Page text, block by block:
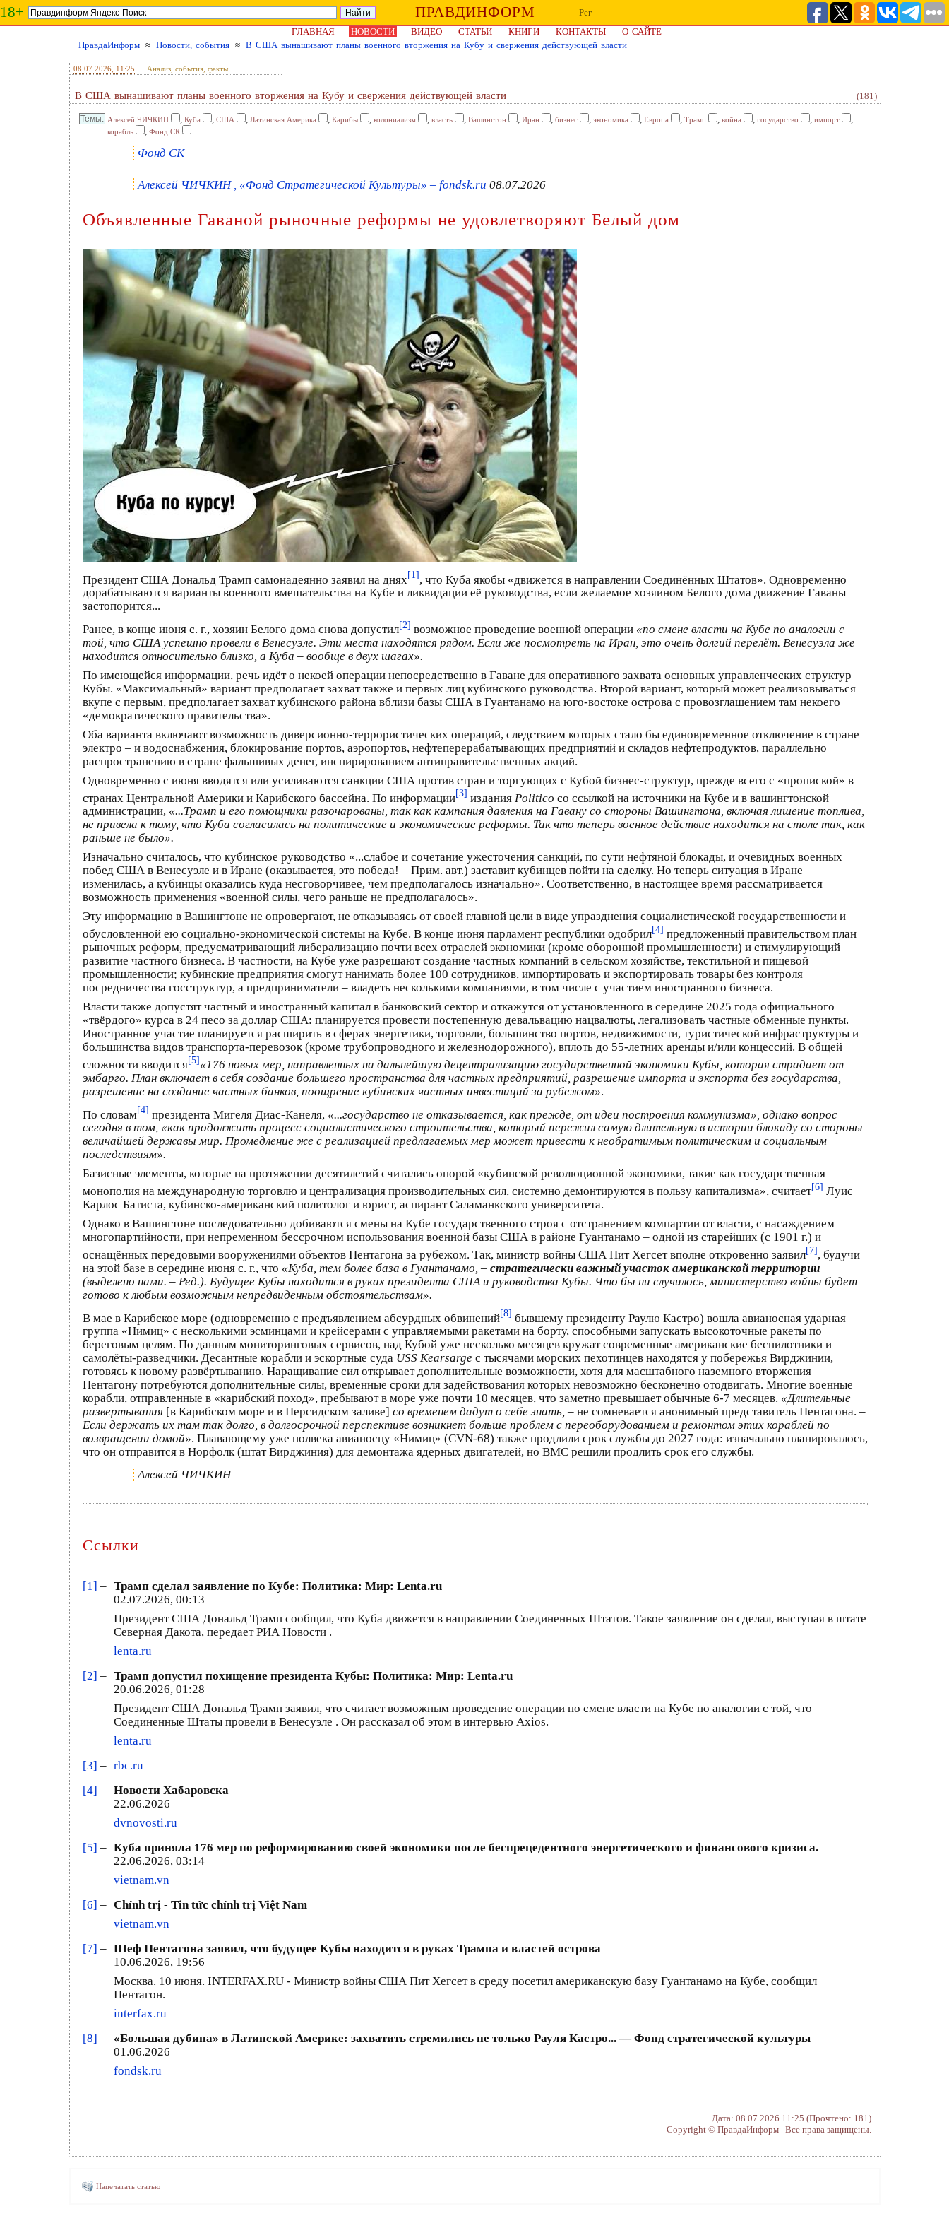
18+ ПРАВДИНФОРМ
Рег
ГЛАВНАЯ
НОВОСТИ ВИДЕО СТАТЬИ КНИГИ КОНТАКТЫ
О САЙТЕ
ПравдаИнформ ≈ Новости, события ≈ В США вынашивают планы военного вторжения на Кубу и свержения действующей власти
08.07.2026 , 11:25 Анализ, события, факты
В США вынашивают планы военного вторжения на Кубу и свержения действующей власти (181)
Алексей ЧИЧКИН , Куба , США , Латинская Америка , Карибы , колониализм , власть , Вашингтон , Иран , бизнес , экономика , Европа , Трамп , война , государство , импорт ,
корабль , Фонд СК
Фонд СК
Алексей ЧИЧКИН , «Фонд Стратегической Культуры» – fondsk.ru 08.07.2026
Объявленные Гаваной рыночные реформы не удовлетворяют Белый дом
Президент США Дональд Трамп самонадеянно заявил на днях[1], что Куба якобы «движется в направлении Соединённых Штатов». Одновременно
дорабатываются варианты военного вмешательства на Кубе и ликвидации её руководства, если желаемое хозяином Белого дома движение Гаваны
застопорится...
Ранее, в конце июня с. г., хозяин Белого дома снова допустил[2] возможное проведение военной операции «по смене власти на Кубе по аналогии с
той, что США успешно провели в Венесуэле. Эти места находятся рядом. Если же посмотреть на Иран, это очень долгий перелёт. Венесуэла же
находится относительно близко, а Куба – вообще в двух шагах».
По имеющейся информации, речь идёт о некоей операции непосредственно в Гаване для оперативного захвата основных управленческих структур
Кубы. «Максимальный» вариант предполагает захват также и первых лиц кубинского руководства. Второй вариант, который может реализовываться
вкупе с первым, предполагает захват кубинского района вблизи базы США в Гуантанамо на юго-востоке острова с провозглашением там некоего
«демократического правительства».
Оба варианта включают возможность диверсионно-террористических операций, следствием которых стало бы единовременное отключение в стране
электро – и водоснабжения, блокирование портов, аэропортов, нефтеперерабатывающих предприятий и складов нефтепродуктов, параллельно
распространению в стране фальшивых денег, инспирированием антиправительственных акций.
Одновременно с июня вводятся или усиливаются санкции США против стран и торгующих с Кубой бизнес-структур, прежде всего с «пропиской» в
странах Центральной Америки и Карибского бассейна. По информации[3] издания Politico со ссылкой на источники на Кубе и в вашингтонской
администрации, «...Трамп и его помощники разочарованы, так как кампания давления на Гавану со стороны Вашингтона, включая лишение топлива,
не привела к тому, что Куба согласилась на политические и экономические реформы. Так что теперь военное действие находится на столе так, как
раньше не было».
Изначально считалось, что кубинское руководство «...слабое и сочетание ужесточения санкций, по сути нефтяной блокады, и очевидных военных
побед США в Венесуэле и в Иране (оказывается, это победа! – Прим. авт.) заставит кубинцев пойти на сделку. Но теперь ситуация в Иране
изменилась, а кубинцы оказались куда несговорчивее, чем предполагалось изначально». Соответственно, в настоящее время рассматривается
возможность применения «военной силы, чего раньше не предполагалось».
Эту информацию в Вашингтоне не опровергают, не отказываясь от своей главной цели в виде упразднения социалистической государственности и
обусловленной ею социально-экономической системы на Кубе. В конце июня парламент республики одобрил[4] предложенный правительством план
рыночных реформ, предусматривающий либерализацию почти всех отраслей экономики (кроме оборонной промышленности) и стимулирующий
развитие частного бизнеса. В частности, на Кубе уже разрешают создание частных компаний в сельском хозяйстве, текстильной и пищевой
промышленности; кубинские предприятия смогут нанимать более 100 сотрудников, импортировать и экспортировать товары без контроля
посредничества госструктур, а предприниматели – владеть несколькими компаниями, в том числе с участием иностранного бизнеса.
Власти также допустят частный и иностранный капитал в банковский сектор и откажутся от установленного в середине 2025 года официального
«твёрдого» курса в 24 песо за доллар США: планируется провести постепенную девальвацию нацвалюты, легализовать частные обменные пункты.
Иностранное участие планируется расширить в сферах энергетики, торговли, большинство портов, недвижимости, туристической инфраструктуры и
большинства видов транспорта-перевозок (кроме трубопроводного и железнодорожного), вплоть до 55-летних аренды и/или концессий. В общей
сложности вводится[5]«176 новых мер, направленных на дальнейшую децентрализацию государственной экономики Кубы, которая страдает от
эмбарго. План включает в себя создание большего пространства для частных предприятий, разрешение импорта и экспорта без государства,
разрешение на создание частных банков, поощрение кубинских частных инвестиций за рубежом».
По словам[4] президента Мигеля Диас-Канеля, «...государство не отказывается, как прежде, от идеи построения коммунизма», однако вопрос
сегодня в том, «как продолжить процесс социалистического строительства, который пережил самую длительную в истории блокаду со стороны
величайшей державы мир. Промедление же с реализацией предлагаемых мер может привести к необратимым политическим и социальным
последствиям».
Базисные элементы, которые на протяжении десятилетий считались опорой «кубинской революционной экономики, такие как государственная
монополия на международную торговлю и централизация производительных сил, системно демонтируются в пользу капитализма», считает[6] Луис
Карлос Батиста, кубинско-американский политолог и юрист, аспирант Саламанкского университета.
Однако в Вашингтоне последовательно добиваются смены на Кубе государственного строя с отстранением компартии от власти, с насаждением
многопартийности, при непременном бессрочном использования военной базы США в районе Гуантанамо – одной из старейших (с 1901 г.) и
оснащённых передовыми вооружениями объектов Пентагона за рубежом. Так, министр войны США Пит Хегсет вполне откровенно заявил[7], будучи
на этой базе в середине июня с. г., что «Куба, тем более база в Гуантанамо, – стратегически важный участок американской территории
(выделено нами. – Ред.). Будущее Кубы находится в руках президента США и руководства Кубы. Что бы ни случилось, министерство войны будет
готово к любым возможным непредвиденным обстоятельствам».
В мае в Карибское море (одновременно с предъявлением абсурдных обвинений[8] бывшему президенту Раулю Кастро) вошла авианосная ударная
группа «Нимиц» с несколькими эсминцами и крейсерами с управляемыми ракетами на борту, способными запускать высокоточные ракеты по
береговым целям. По данным мониторинговых сервисов, над Кубой уже несколько месяцев кружат современные американские беспилотники и
самолёты-разведчики. Десантные корабли и эскортные суда USS Kearsarge с тысячами морских пехотинцев находятся у побережья Вирджинии,
готовясь к новому развёртыванию. Наращивание сил открывает дополнительные возможности, хотя для масштабного наземного вторжения
Пентагону потребуются дополнительные силы, временные сроки для задействования которых невозможно бесконечно отодвигать. Многие военные
корабли, отправленные в «карибский поход», пребывают в море уже почти 10 месяцев, что заметно превышает обычные 6-7 месяцев. «Длительные
развертывания [в Карибском море и в Персидском заливе] со временем дадут о себе знать, – не сомневается анонимный представитель Пентагона. –
Если держать их там так долго, в долгосрочной перспективе возникнет больше проблем с переоборудованием и ремонтом этих кораблей по
возвращении домой». Плавающему уже полвека авианосцу «Нимиц» (CVN-68) также продлили срок службы до 2027 года: изначально планировалось,
что он отправится в Норфолк (штат Вирджиния) для демонтажа ядерных двигателей, но ВМС решили продлить срок его службы.
Алексей ЧИЧКИН
Ссылки
[1] – Трамп сделал заявление по Кубе: Политика: Мир: Lenta.ru
02.07.2026, 00:13
Президент США Дональд Трамп сообщил, что Куба движется в направлении Соединенных Штатов. Такое заявление он сделал, выступая в штате
Северная Дакота, передает РИА Новости .
lenta.ru
[2] – Трамп допустил похищение президента Кубы: Политика: Мир: Lenta.ru
20.06.2026, 01:28
Президент США Дональд Трамп заявил, что считает возможным проведение операции по смене власти на Кубе по аналогии с той, что
Соединенные Штаты провели в Венесуэле . Он рассказал об этом в интервью Axios.
lenta.ru
[3] – rbc.ru
[4] – Новости Хабаровска
22.06.2026
dvnovosti.ru
[5] – Куба приняла 176 мер по реформированию своей экономики после беспрецедентного энергетического и финансового кризиса.
22.06.2026, 03:14
vietnam.vn
[6] – Chính trị - Tin tức chính trị Việt Nam
vietnam.vn
[7] – Шеф Пентагона заявил, что будущее Кубы находится в руках Трампа и властей острова
10.06.2026, 19:56
Москва. 10 июня. INTERFAX.RU - Министр войны США Пит Хегсет в среду посетил американскую базу Гуантанамо на Кубе, сообщил
Пентагон.
interfax.ru
[8] – «Большая дубина» в Латинской Америке: захватить стремились не только Рауля Кастро... — Фонд стратегической культуры
01.06.2026
fondsk.ru
Дата: 08.07.2026 11:25 (Прочтено: 181)
Copyright © ПравдаИнформ Все права защищены.
Напечатать статью